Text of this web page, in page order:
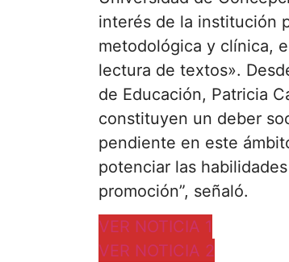
interés de la institución
metodológica y clínica,
lectura de textos».
de Educación, Patricia
constituyen un deber
pendiente en este
potenciar las
promoción”, señaló.
VER NOTICIA 1
VER NOTICIA 2